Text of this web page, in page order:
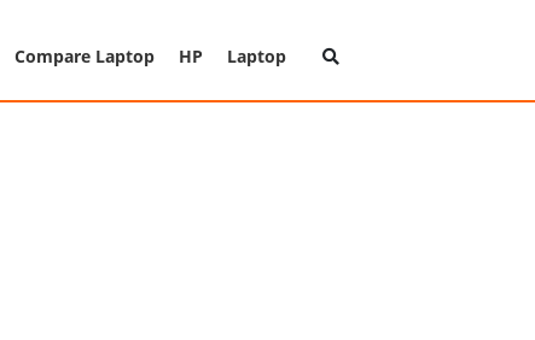
Compare Laptop HP Laptop